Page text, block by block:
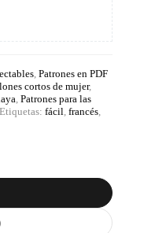
Patrones en PDF
cortos de mujer,
Patrones para las
Etiquetas: fácil francés